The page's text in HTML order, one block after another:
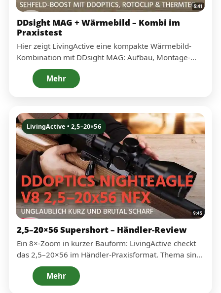
DDsight MAG + Wärmebild – Kombi im
Praxistest
Hier zeigt LivingActive eine kompakte Wärmebild-
Kombination mit DDsight MAG: Aufbau, Montage-
Logik und worauf es ankommt, damit das Setup auf
1× sauber funktioniert. Der Fokus liegt auf
Praxistauglichkeit: schnell einsatzbereit, gutes
nachvollziehbar erklärt wird.
Mehr
LivingActive • 2,5–20×56
2,5–20×56 Supershort – Händler-Review
Ein 8×-Zoom in kurzer Bauform: LivingActive checkt
das 2,5–20×56 im Händler-Praxisformat. Thema sind
Konzept & Einsatzbreite (von nah bis weit),
Bedienbarkeit und der Nutzen der kompakten
Bauweise – gerade dann, wenn ein modernes Setup
Mehr